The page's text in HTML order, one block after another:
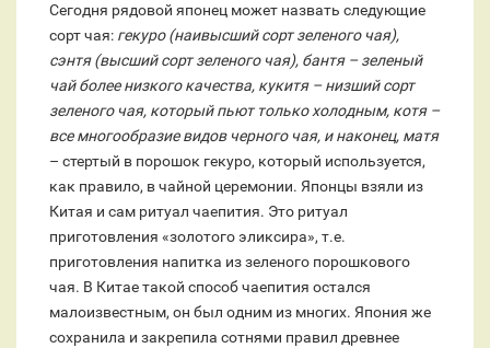
Сегодня рядовой японец может назвать следующие
сорт чая: гекуро (наивысший сорт зеленого чая),
сэнтя (высший сорт зеленого чая), бантя – зеленый
чай более низкого качества, кукитя – низший сорт
зеленого чая, который пьют только холодным, котя –
все многообразие видов черного чая, и наконец, матя
– стертый в порошок гекуро, который используется,
как правило, в чайной церемонии. Японцы взяли из
Китая и сам ритуал чаепития. Это ритуал
приготовления «золотого эликсира», т.е.
приготовления напитка из зеленого порошкового
чая. В Китае такой способ чаепития остался
малоизвестным, он был одним из многих. Япония же
сохранила и закрепила сотнями правил древнее